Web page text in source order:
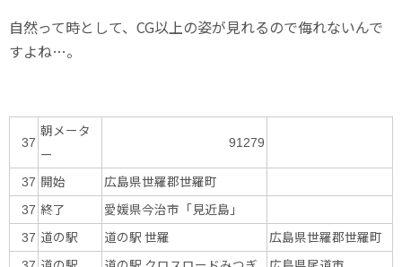
自然って時として、CG以上の姿が見れるので侮れないんで
すよね…。
37
朝メータ
ー
91279
37 開始 広島県世羅郡世羅町
37 終了 愛媛県今治市「見近島」
37 道の駅 道の駅 世羅 広島県世羅郡世羅町